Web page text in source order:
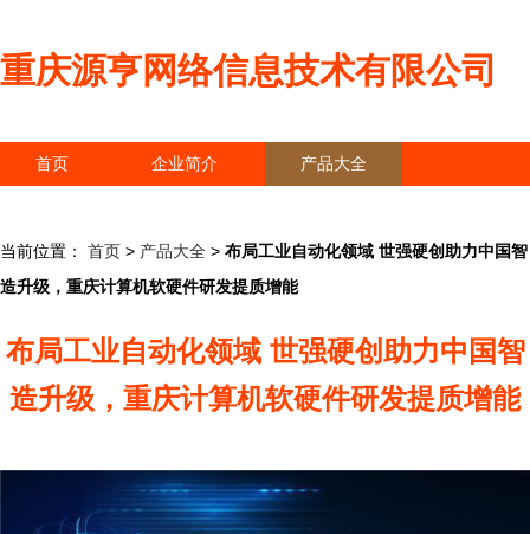
重庆源亨网络信息技术有限公司
首页 企业简介 产品大全
当前位置： 首页 > 产品大全 > 布局工业自动化领域 世强硬创助力中国智
造升级，重庆计算机软硬件研发提质增能
布局工业自动化领域 世强硬创助力中国智
造升级，重庆计算机软硬件研发提质增能